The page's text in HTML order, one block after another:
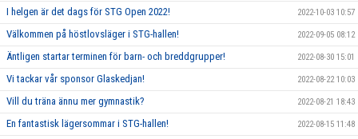
I helgen är det dags för STG Open 2022! 2022-10-03 10:57
Välkommen på höstlovsläger i STG-hallen! 2022-09-05 08:12
Äntligen startar terminen för barn- och breddgrupper! 2022-08-30 15:01
Vi tackar vår sponsor Glaskedjan! 2022-08-22 10:03
Vill du träna ännu mer gymnastik? 2022-08-21 18:43
En fantastisk lägersommar i STG-hallen! 2022-08-15 11:48